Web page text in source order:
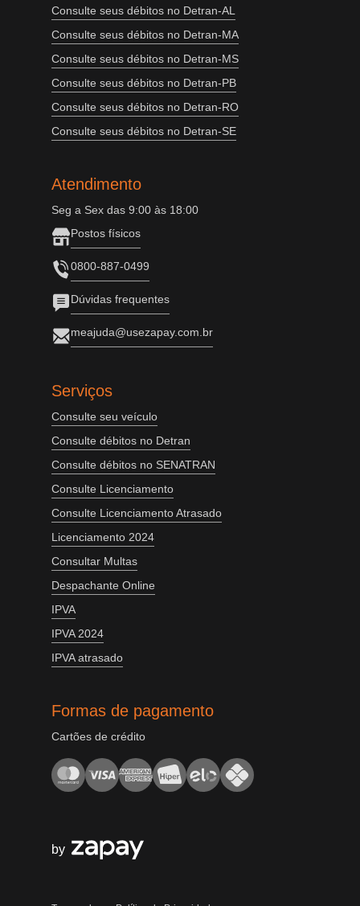
Consulte seus débitos no Detran-AL
Consulte seus débitos no Detran-MA
Consulte seus débitos no Detran-MS
Consulte seus débitos no Detran-PB
Consulte seus débitos no Detran-RO
Consulte seus débitos no Detran-SE
Atendimento
Seg a Sex das 9:00 às 18:00
Postos físicos
0800-887-0499
Dúvidas frequentes
meajuda@usezapay.com.br
Serviços
Consulte seu veículo
Consulte débitos no Detran
Consulte débitos no SENATRAN
Consulte Licenciamento
Consulte Licenciamento Atrasado
Licenciamento 2024
Consultar Multas
Despachante Online
IPVA
IPVA 2024
IPVA atrasado
Formas de pagamento
Cartões de crédito
by